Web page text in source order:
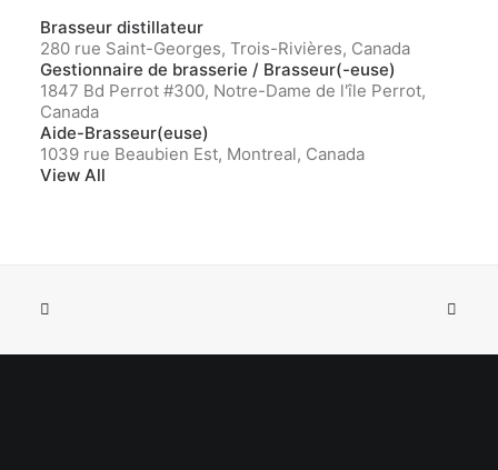
Brasseur distillateur
280 rue Saint-Georges, Trois-Rivières, Canada
Gestionnaire de brasserie / Brasseur(-euse)
1847 Bd Perrot #300, Notre-Dame de l'île Perrot,
Canada
Aide-Brasseur(euse)
1039 rue Beaubien Est, Montreal, Canada
View All